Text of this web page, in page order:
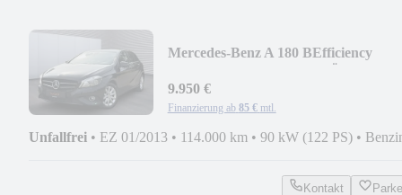
Mercedes-Benz A 180 BEfficiency
NEU*
9.950 €
Finanzierung ab 85 € mtl.
Unfallfrei • EZ 01/2013 • 114.000 km • 90 kW (122 PS) •
Kontakt